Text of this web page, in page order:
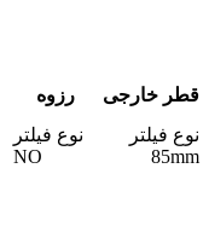
قطر خارجی رزوه
نوع فیلتر
85mm
نوع فیلتر
NO